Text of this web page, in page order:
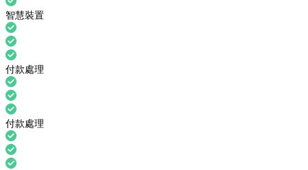
智慧裝置
付款處理
付款處理